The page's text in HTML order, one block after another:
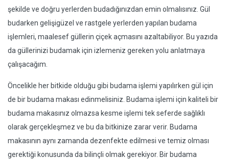
şekilde ve doğru yerlerden budadığınızdan emin olmalısınız. Gül
budarken gelişigüzel ve rastgele yerlerden yapılan budama
işlemleri, maalesef güllerin çiçek açmasını azaltabiliyor. Bu yazıda
da güllerinizi budamak için izlemeniz gereken yolu anlatmaya
çalışacağım.
Öncelikle her bitkide olduğu gibi budama işlemi yapılırken gül için
de bir budama makası edinmelisiniz. Budama işlemi için kaliteli bir
budama makasınız olmazsa kesme işlemi tek seferde sağlıklı
olarak gerçekleşmez ve bu da bitkinize zarar verir. Budama
makasının aynı zamanda dezenfekte edilmesi ve temiz olması
gerektiği konusunda da bilinçli olmak gerekiyor. Bir budama